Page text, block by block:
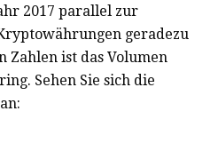
2017 parallel zur
geradezu
Zahlen ist das Volumen
Sehen Sie sich die